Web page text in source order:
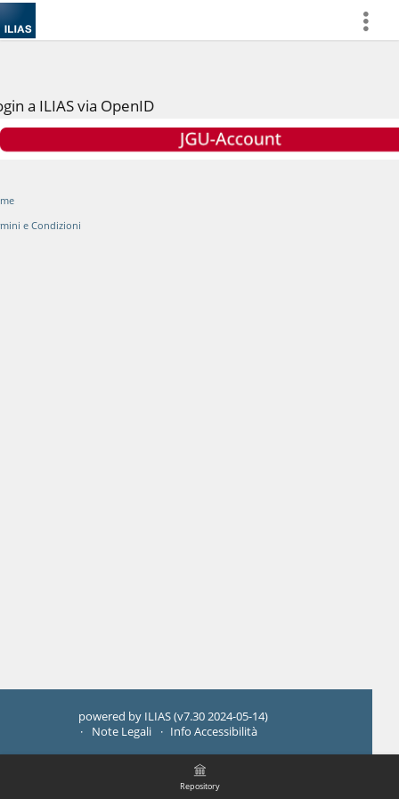
more
Repository
a ILIAS via OpenID
e Condizioni
powered by ILIAS (v7.30 2024-05-14)
Note Legali
Info Accessibilità